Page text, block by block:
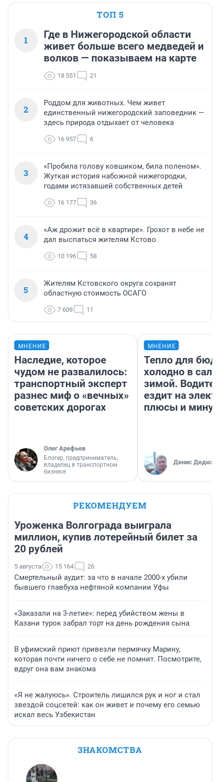
ТОП 5
1
Где в Нижегородской области
живет больше всего медведей и
волков — показываем на карте
18 551 21
2
Роддом для животных. Чем живет
единственный нижегородский заповедник —
здесь природа отдыхает от человека
16 957 6
3
«Пробила голову ковшиком, била поленом».
Жуткая история набожной нижегородки,
годами истязавшей собственных детей
16 177 36
4
«Аж дрожит всё в квартире». Грохот в небе не
дал выспаться жителям Кстово
10 196 58
5
Жителям Кстовского округа сохранят
областную стоимость ОСАГО
7 609 11
МНЕНИЕ
Наследие, которое
чудом не развалилось:
транспортный эксперт
разнес миф о «вечных»
советских дорогах
Олег Арефьев
Блогер, предприниматель,
владелец в транспортном
бизнесе
МНЕНИЕ
Тепло для
холодно в
зимой.
ездит на
плюсы и
Денис
РЕКОМЕНДУЕМ
Уроженка Волгограда выиграла
миллион, купив лотерейный билет за
20 рублей
5 августа 15 164 26
Смертельный аудит: за что в начале 2000-х убили
бывшего главбуха нефтяной компании Уфы
«Заказали на 3-летие»: перед убийством жены в
Казани турок забрал торт на день рождения сына
В уфимский приют привезли пермячку Марину,
которая почти ничего о себе не помнит. Посмотрите,
вдруг она вам знакома
«Я не жалуюсь». Строитель лишился рук и ног и стал
звездой соцсетей: как он живет и почему его семью
искал весь Узбекистан
ЗНАКОМСТВА